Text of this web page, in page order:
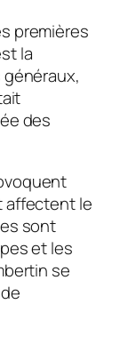
premières
la
des
affectent le
sont
et les
se